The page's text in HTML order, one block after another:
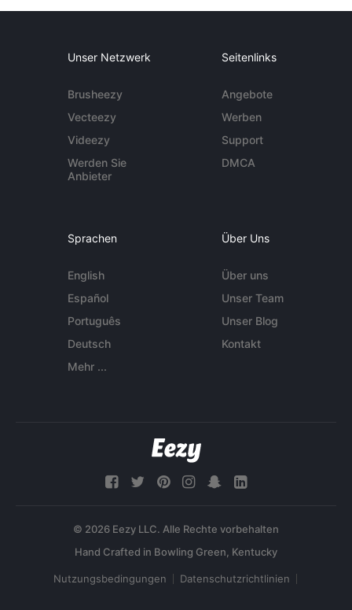
Unser Netzwerk
Brusheezy
Vecteezy
Videezy
Werden Sie
Anbieter
Seitenlinks
Angebote
Werben
Support
DMCA
Sprachen
English
Español
Português
Deutsch
Mehr ...
Über Uns
Über uns
Unser Team
Unser Blog
Kontakt
© 2026 Eezy LLC. Alle Rechte vorbehalten
Nutzungsbedingungen Datenschutzrichtlinien